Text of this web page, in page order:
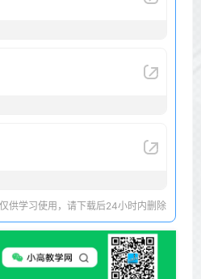
供学习使用，请下载后24小时内删除